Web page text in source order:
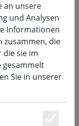
Akku
Schwarz
an unsere
und Analysen
Informationen
zusammen, die
die sie im
gesammelt
Sie in unserer